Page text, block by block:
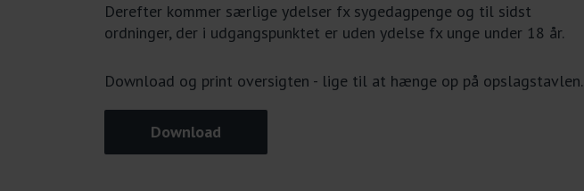
Derefter kommer særlige ydelser fx sygedagpenge og til sidst
ordninger, der i udgangspunktet er uden ydelse fx unge under 18 år.
Download og print oversigten - lige til at hænge op på opslagstavlen.
Download